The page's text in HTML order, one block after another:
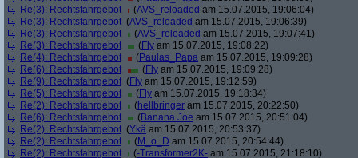
Re(3): Rechtsfahrgebot
(AVS_reloaded am 15.07.2015, 19:06:04)
Re(3): Rechtsfahrgebot (AVS_reloaded am 15.07.2015, 19:06:39)
Re(3): Rechtsfahrgebot
(AVS_reloaded am 15.07.2015, 19:07:41)
Re(3): Rechtsfahrgebot
(Fly am 15.07.2015, 19:08:22)
Re(4): Rechtsfahrgebot
(Paulas_Papa am 15.07.2015, 19:09:28)
Re(6): Rechtsfahrgebot
(Fly am 15.07.2015, 19:09:28)
Re(9): Rechtsfahrgebot (Fly am 15.07.2015, 19:12:59)
Re(5): Rechtsfahrgebot
(Fly am 15.07.2015, 19:18:34)
Re(2): Rechtsfahrgebot
(hellbringer am 15.07.2015, 20:22:50)
Re(6): Rechtsfahrgebot
(Banana Joe am 15.07.2015, 20:51:04)
Re(2): Rechtsfahrgebot (Ykä am 15.07.2015, 20:53:37)
Re(2): Rechtsfahrgebot
(M_o_D am 15.07.2015, 20:54:44)
Re(2): Rechtsfahrgebot
(-Transformer2K- am 15.07.2015, 21:18:10)